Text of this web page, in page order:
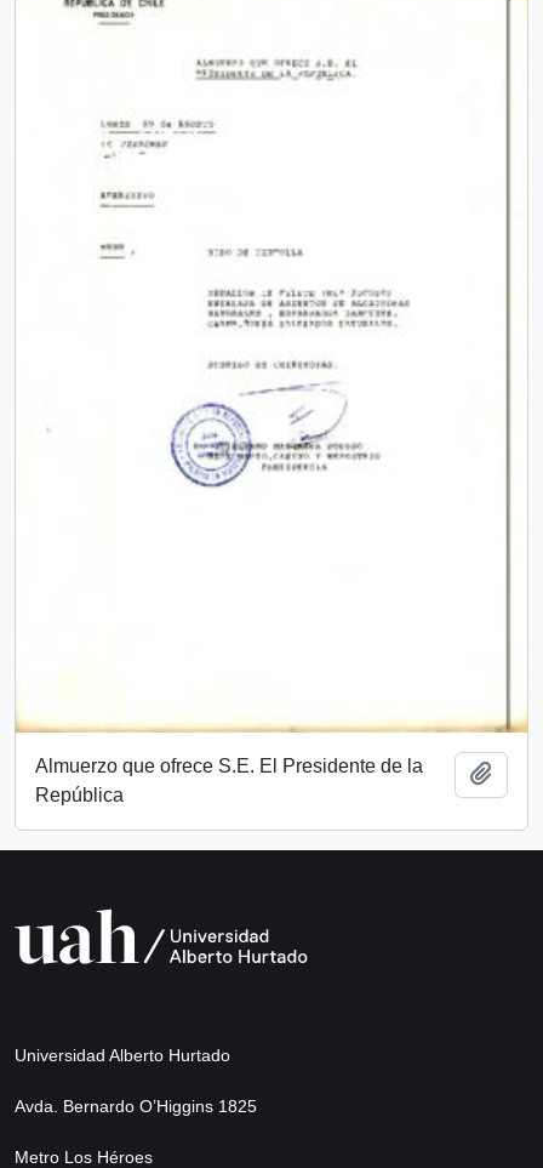
Almuerzo que ofrece S.E. El Presidente de la
República
Universidad Alberto Hurtado
Avda. Bernardo O’Higgins 1825
Metro Los Héroes